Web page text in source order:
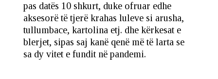
pas datës 10 shkurt, duke ofruar edhe
aksesorë të tjerë krahas luleve si arusha,
tullumbace, kartolina etj. dhe kërkesat e
blerjet, sipas saj kanë qenë më të larta se
sa dy vitet e fundit në pandemi.